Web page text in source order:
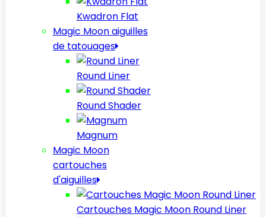
Kwadron Flat
Magic Moon aiguilles
de tatouages
Round Liner
Round Shader
Magnum
Magic Moon
cartouches
d'aiguilles
Cartouches Magic Moon Round Liner